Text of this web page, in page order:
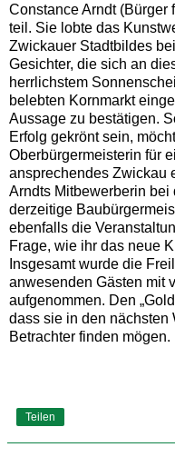
Constance Arndt (Bürger
teil. Sie lobte das
Zwickauer Stadtbildes
Gesichter, die sich an
herrlichstem
belebten Kornmarkt
Aussage zu bestätigen.
Erfolg gekrönt sein,
Oberbürgermeisterin für
ansprechendes Zwickau
Arndts Mitbewerberin bei
derzeitige
ebenfalls die
Frage, wie ihr das neue
Insgesamt wurde die
anwesenden Gästen mit
aufgenommen. Den
dass sie in den nächsten
Betrachter finden mögen.
Teilen